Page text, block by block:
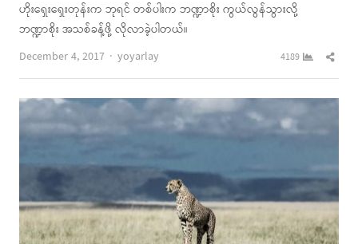
ဟိုးရှေးရှေးတုန်းက ဘုရင် တစ်ပါးက ဘဏ္ဍာစိုး ကွယ်လွန်သွားလို့
ဘဏ္ဍာစိုး အသစ်ခန့်ဖို့ လိုလာခဲ့ပါတယ်။
December 4, 2017
Author
yoyarlay 4189